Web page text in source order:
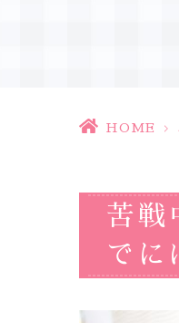
HOME >
苦戦
でに